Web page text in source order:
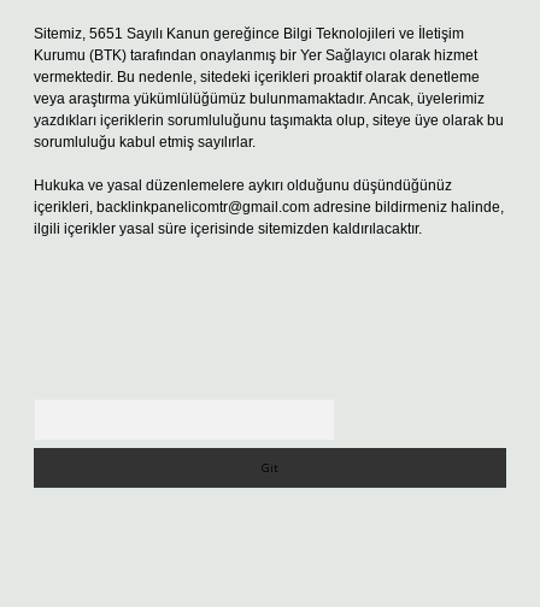
Sitemiz, 5651 Sayılı Kanun gereğince Bilgi Teknolojileri ve İletişim
Kurumu (BTK) tarafından onaylanmış bir Yer Sağlayıcı olarak hizmet
vermektedir. Bu nedenle, sitedeki içerikleri proaktif olarak denetleme
veya araştırma yükümlülüğümüz bulunmamaktadır. Ancak, üyelerimiz
yazdıkları içeriklerin sorumluluğunu taşımakta olup, siteye üye olarak bu
sorumluluğu kabul etmiş sayılırlar.
Hukuka ve yasal düzenlemelere aykırı olduğunu düşündüğünüz
içerikleri, backlinkpanelicomtr@gmail.com adresine bildirmeniz halinde,
ilgili içerikler yasal süre içerisinde sitemizden kaldırılacaktır.